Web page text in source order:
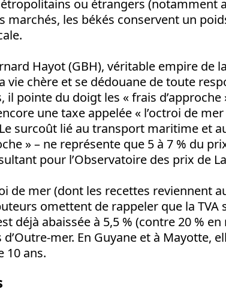
ou étrangers (notamment
marchés, les békés conservent un
Hayot (GBH), véritable empire de
vie chère et se dédouane de toute
il pointe du doigt les « frais
une taxe appelée « l’octroi de
surcoût lié au transport maritime et
» – ne représente que 5 à 7 % du
pour l’Observatoire des prix de
de mer (dont les recettes reviennent
omettent de rappeler que la TVA
déjà abaissée à 5,5 % (contre 20 %
mer. En Guyane et à Mayotte,
10 ans.